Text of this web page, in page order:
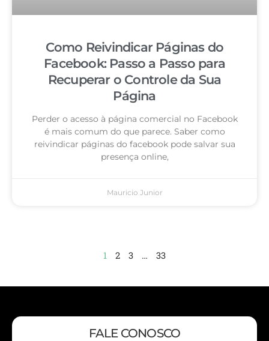
Como Reivindicar Páginas do
Facebook: Passo a Passo para
Recuperar o Controle da Sua
Página
Perder o acesso à página comercial no Facebook
é mais comum do que parece. Saber como
reivindicar páginas do facebook pode salvar sua
presença online,
Mauricio Junior
1 2 3 … 33
FALE CONOSCO